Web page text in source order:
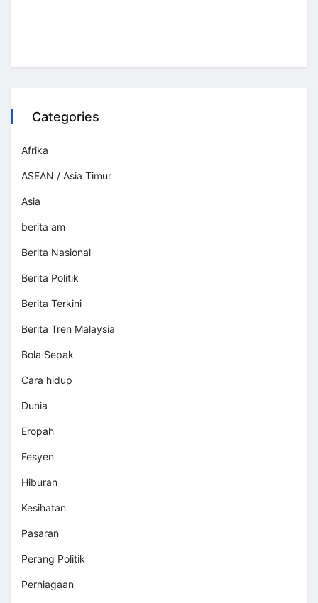
Categories
Afrika
ASEAN / Asia Timur
Asia
berita am
Berita Nasional
Berita Politik
Berita Terkini
Berita Tren Malaysia
Bola Sepak
Cara hidup
Dunia
Eropah
Fesyen
Hiburan
Kesihatan
Pasaran
Perang Politik
Perniagaan